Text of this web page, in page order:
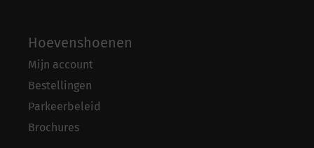
Hoevenshoenen
Mijn account
Bestellingen
Parkeerbeleid
Brochures